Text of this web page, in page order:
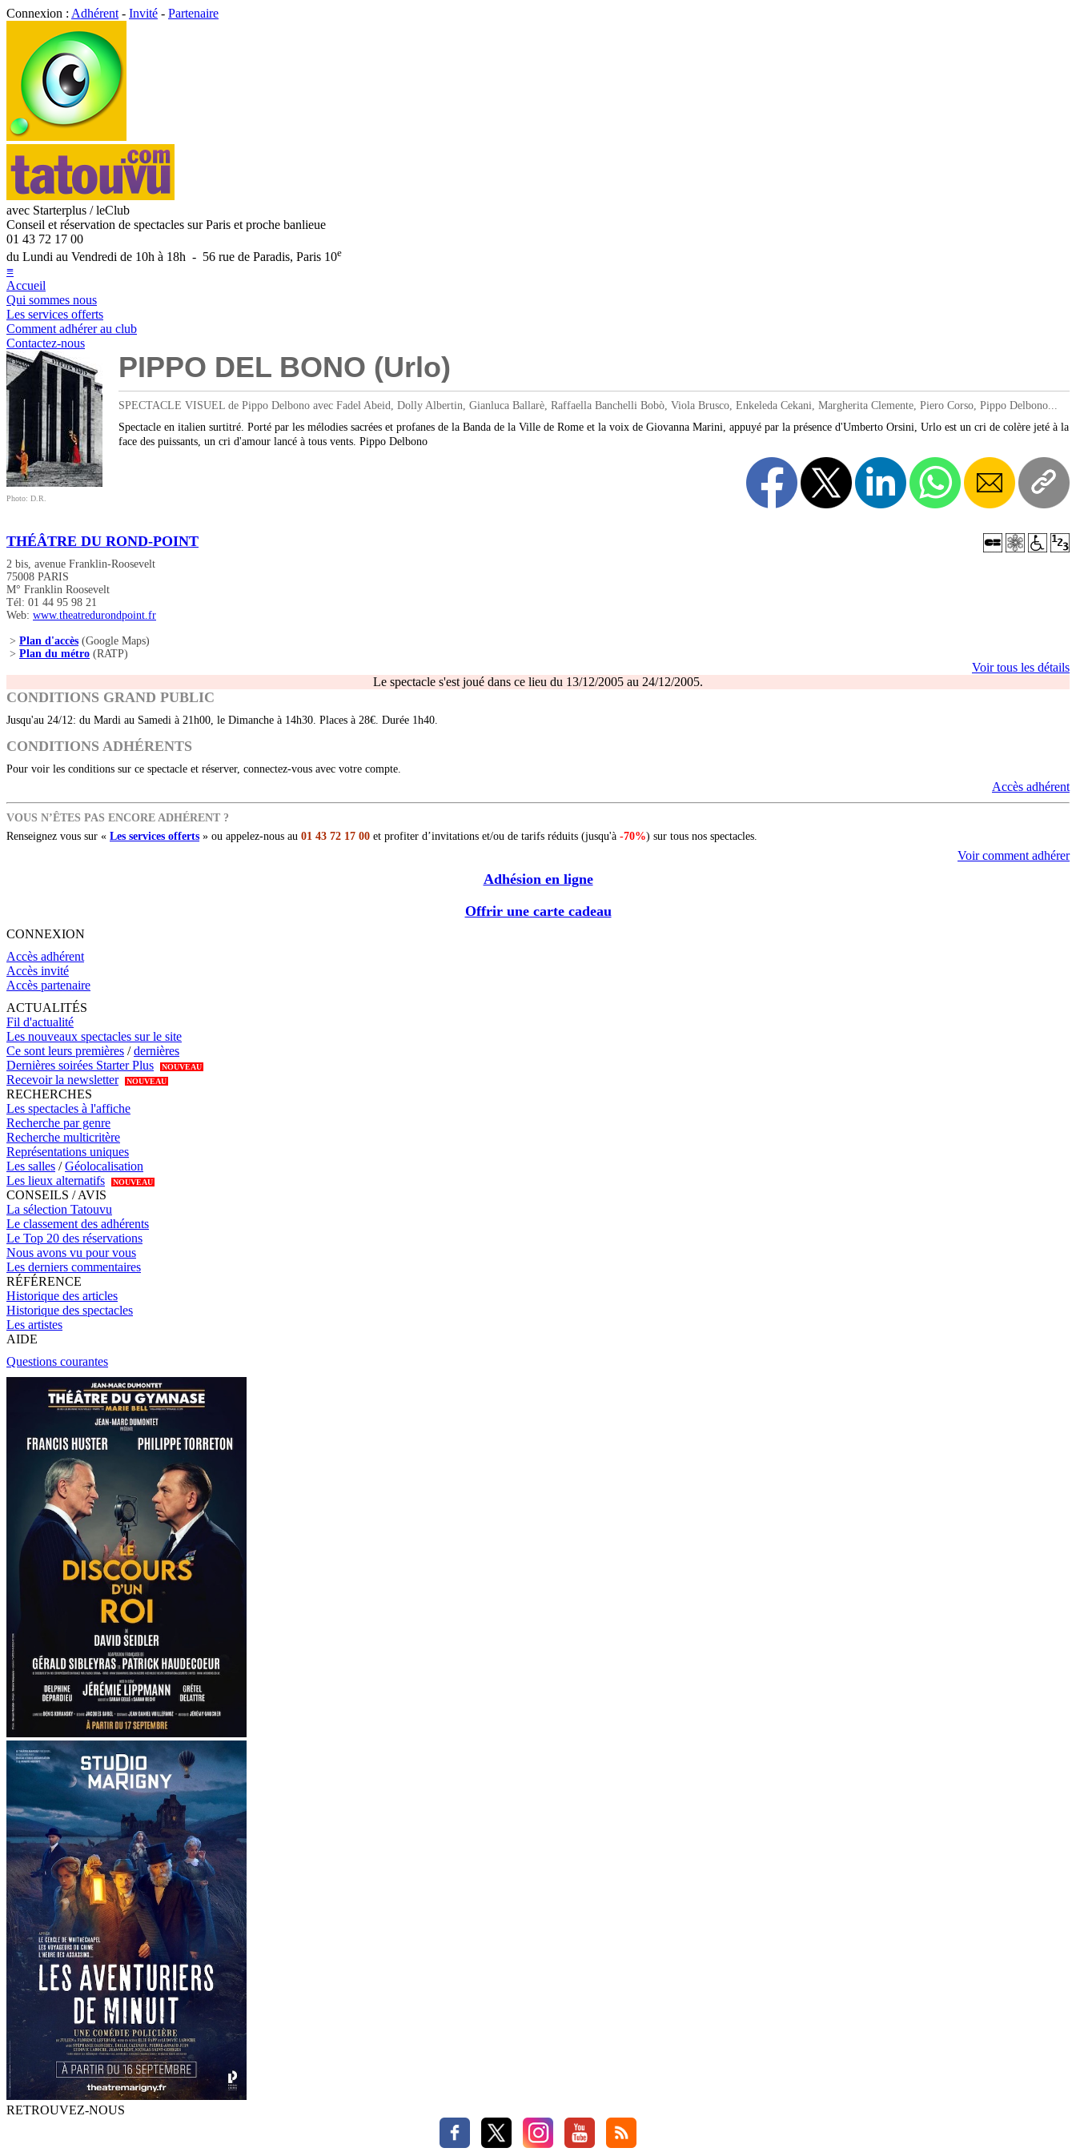
Connexion : Adhérent - Invité - Partenaire
avec Starterplus / leClub
Conseil et réservation de spectacles sur Paris et proche banlieue
01 43 72 17 00
du Lundi au Vendredi de 10h à 18h - 56 rue de Paradis, Paris 10e
≡
Accueil
Qui sommes nous
Les services offerts
Comment adhérer au club
Contactez-nous
Photo: D.R.
PIPPO DEL BONO (Urlo)
SPECTACLE VISUEL de Pippo Delbono avec Fadel Abeid, Dolly Albertin, Gianluca Ballarè, Raffaella Banchelli Bobò, Viola Brusco, Enkeleda Cekani, Margherita Clemente, Piero Corso, Pippo Delbono...
Spectacle en italien surtitré. Porté par les mélodies sacrées et profanes de la Banda de la Ville de Rome et la voix de Giovanna Marini, appuyé par la présence d'Umberto Orsini, Urlo est un cri de colère jeté à la
face des puissants, un cri d'amour lancé à tous vents. Pippo Delbono
THÉÂTRE DU ROND-POINT
2 bis, avenue Franklin-Roosevelt
75008 PARIS
M° Franklin Roosevelt
Tél: 01 44 95 98 21
Web: www.theatredurondpoint.fr
> Plan d'accès (Google Maps)
> Plan du métro (RATP)
Voir tous les détails
Le spectacle s'est joué dans ce lieu du 13/12/2005 au 24/12/2005.
CONDITIONS GRAND PUBLIC
Jusqu'au 24/12: du Mardi au Samedi à 21h00, le Dimanche à 14h30. Places à 28€. Durée 1h40.
CONDITIONS ADHÉRENTS
Pour voir les conditions sur ce spectacle et réserver, connectez-vous avec votre compte.
Accès adhérent
VOUS N’ÊTES PAS ENCORE ADHÉRENT ?
Renseignez vous sur « Les services offerts » ou appelez-nous au 01 43 72 17 00 et profiter d’invitations et/ou de tarifs réduits (jusqu'à -70%) sur tous nos spectacles.
Voir comment adhérer
Adhésion en ligne
Offrir une carte cadeau
CONNEXION
Accès adhérent
Accès invité
Accès partenaire
ACTUALITÉS
Fil d'actualité
Les nouveaux spectacles sur le site
Ce sont leurs premières /dernières
Dernières soirées Starter Plus
NOUVEAU
Recevoir la newsletter NOUVEAU
RECHERCHES
Les spectacles à l'affiche
Recherche par genre
Recherche multicritère
Représentations uniques
Les salles /Géolocalisation
Les lieux alternatifs
NOUVEAU
CONSEILS / AVIS
La sélection Tatouvu
Le classement des adhérents
Le Top 20 des réservations
Nous avons vu pour vous
Les derniers commentaires
RÉFÉRENCE
Historique des articles
Historique des spectacles
Les artistes
AIDE
Questions courantes
RETROUVEZ-NOUS